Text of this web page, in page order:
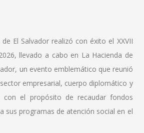
El Salvador realizó con éxito el XXVII
llevado a cabo en La Hacienda de
un evento emblemático que reunió
empresarial, cuerpo diplomático y
con el propósito de recaudar fondos
sus programas de atención social en el